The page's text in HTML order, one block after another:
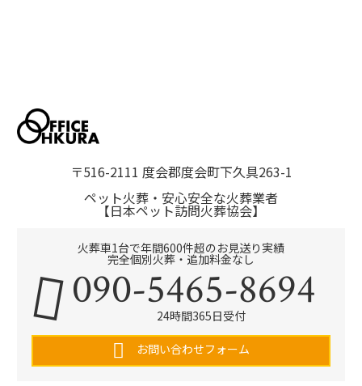
〒516-2111 度会郡度会町下久具263-1
ペット火葬・安心安全な火葬業者
【日本ペット訪問火葬協会】
火葬車1台で年間600件超のお見送り実績
完全個別火葬・追加料金なし
090-5465-8694
24時間365日受付
お問い合わせフォーム